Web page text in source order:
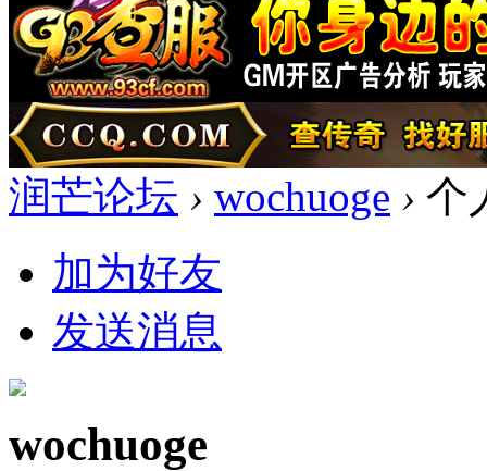
润芒论坛 › wochuoge › 个
加为好友
发送消息
wochuoge